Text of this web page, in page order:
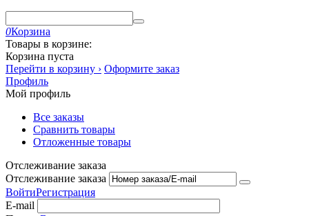
0Корзина
Товары в корзине:
Корзина пуста
Перейти в корзину › Оформите заказ
Профиль
Мой профиль
Все заказы
Сравнить товары
Отложенные товары
Отслеживание заказа
Отслеживание заказа
ВойтиРегистрация
E-mail